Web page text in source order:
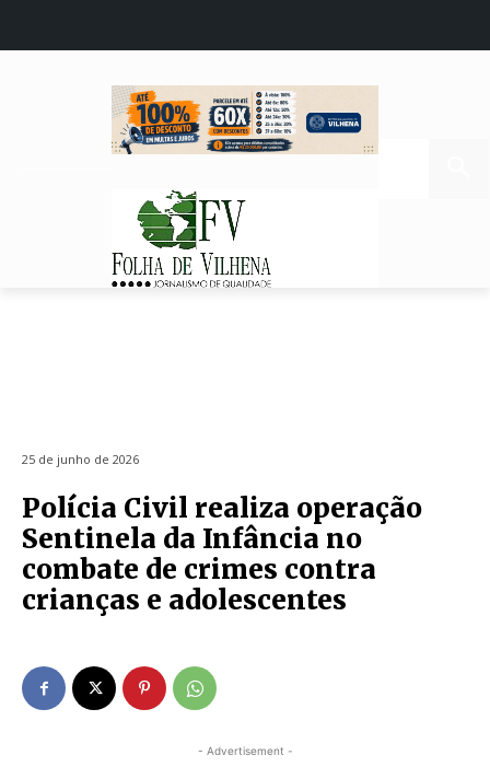
25 de junho de 2026
Polícia Civil realiza operação
Sentinela da Infância no
combate de crimes contra
crianças e adolescentes
- Advertisement -